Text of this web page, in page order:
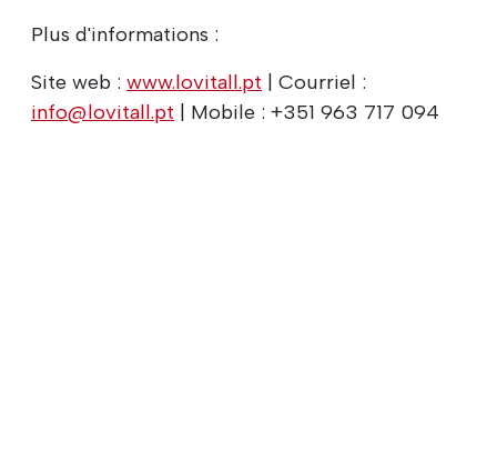
Plus d'informations :
Site web : www.lovitall.pt | Courriel :
info@lovitall.pt | Mobile : +351 963 717 094